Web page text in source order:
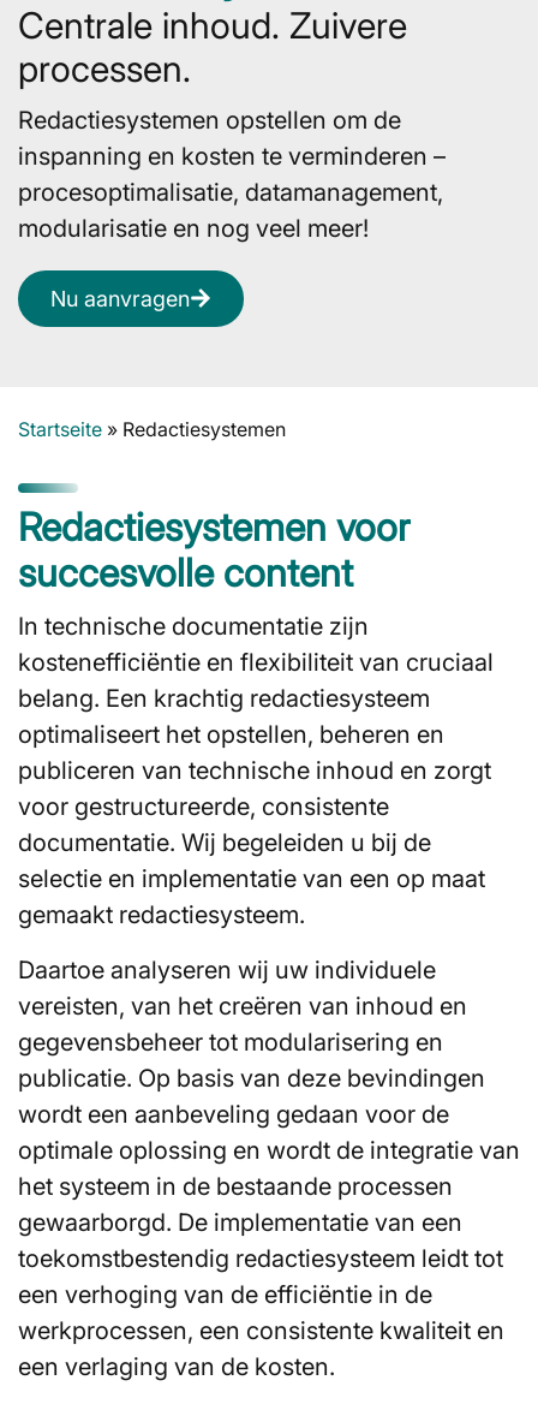
Centrale inhoud. Zuivere
processen.
Redactiesystemen opstellen om de
inspanning en kosten te verminderen –
procesoptimalisatie, datamanagement,
modularisatie en nog veel meer!
Nu aanvragen
Startseite » Redactiesystemen
Redactiesystemen voor
succesvolle content
In technische documentatie zijn
kostenefficiëntie en flexibiliteit van cruciaal
belang. Een krachtig redactiesysteem
optimaliseert het opstellen, beheren en
publiceren van technische inhoud en zorgt
voor gestructureerde, consistente
documentatie. Wij begeleiden u bij de
selectie en implementatie van een op maat
gemaakt redactiesysteem.
Daartoe analyseren wij uw individuele
vereisten, van het creëren van inhoud en
gegevensbeheer tot modularisering en
publicatie. Op basis van deze bevindingen
wordt een aanbeveling gedaan voor de
optimale oplossing en wordt de integratie van
het systeem in de bestaande processen
gewaarborgd. De implementatie van een
toekomstbestendig redactiesysteem leidt tot
een verhoging van de efficiëntie in de
werkprocessen, een consistente kwaliteit en
een verlaging van de kosten.